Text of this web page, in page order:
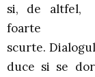
si, de altfel,
foarte
scurte.
duce si se